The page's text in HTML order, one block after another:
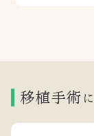
移植手術